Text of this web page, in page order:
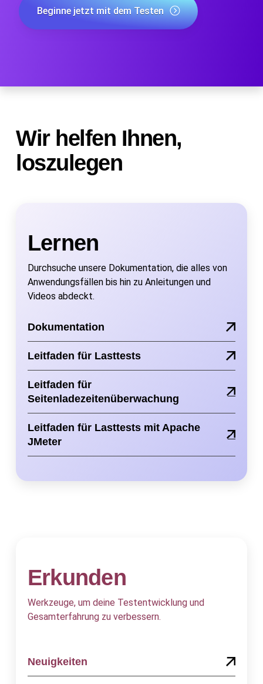
Beginne jetzt mit dem Testen
Wir helfen Ihnen,
loszulegen
Lernen
Durchsuche unsere Dokumentation, die alles von
Anwendungsfällen bis hin zu Anleitungen und
Videos abdeckt.
Dokumentation
Leitfaden für Lasttests
Leitfaden für
Seitenladezeitenüberwachung
Leitfaden für Lasttests mit Apache
JMeter
Erkunden
Werkzeuge, um deine Testentwicklung und
Gesamterfahrung zu verbessern.
Neuigkeiten